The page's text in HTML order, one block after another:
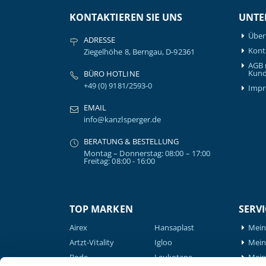
KONTAKTIEREN SIE UNS
ADRESSE
Ziegelhöhe 8, Berngau, D-92361
BÜRO HOTLINE
+49 (0) 9181/2593-0
EMAIL
info@kanzlsperger.de
BERATUNG & BESTELLUNG
Montag – Donnerstag: 08:00 – 17:00
Freitag: 08:00 - 16:00
TOP MARKEN
Airex
Artzt-Vitality
Bode
Hansaplast
Igloo
Leukotape